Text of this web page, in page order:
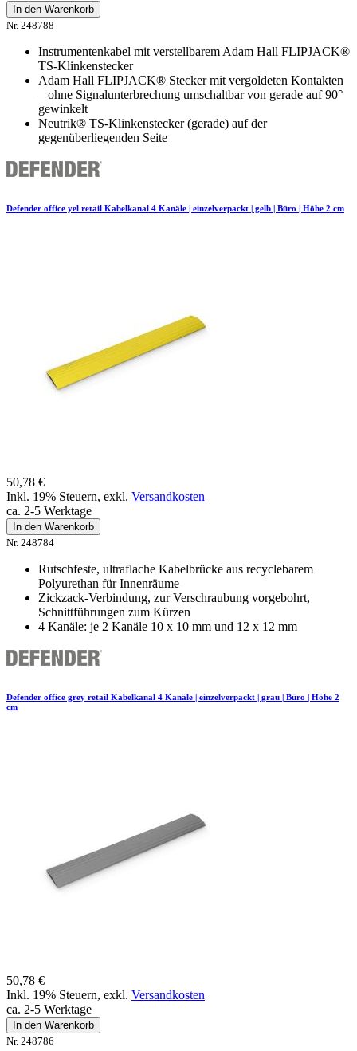
In den Warenkorb
Nr. 248788
Instrumentenkabel mit verstellbarem Adam Hall FLIPJACK®
TS-Klinkenstecker
Adam Hall FLIPJACK® Stecker mit vergoldeten Kontakten
– ohne Signalunterbrechung umschaltbar von gerade auf 90°
gewinkelt
Neutrik® TS-Klinkenstecker (gerade) auf der
gegenüberliegenden Seite
Defender office yel retail Kabelkanal 4 Kanäle | einzelverpackt | gelb | Büro | Höhe 2 cm
50,78 €
Inkl. 19% Steuern, exkl. Versandkosten
ca. 2-5 Werktage
In den Warenkorb
Nr. 248784
Rutschfeste, ultraflache Kabelbrücke aus recyclebarem
Polyurethan für Innenräume
Zickzack-Verbindung, zur Verschraubung vorgebohrt,
Schnittführungen zum Kürzen
4 Kanäle: je 2 Kanäle 10 x 10 mm und 12 x 12 mm
Defender office grey retail Kabelkanal 4 Kanäle | einzelverpackt | grau | Büro | Höhe 2
cm
50,78 €
Inkl. 19% Steuern, exkl. Versandkosten
ca. 2-5 Werktage
In den Warenkorb
Nr. 248786